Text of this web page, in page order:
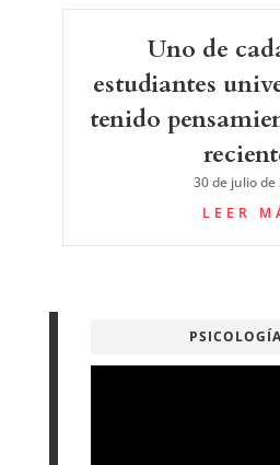
Uno de
estudiantes
tenido
30 de julio de
LEER